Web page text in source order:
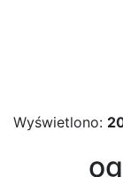
Wyświetlono: